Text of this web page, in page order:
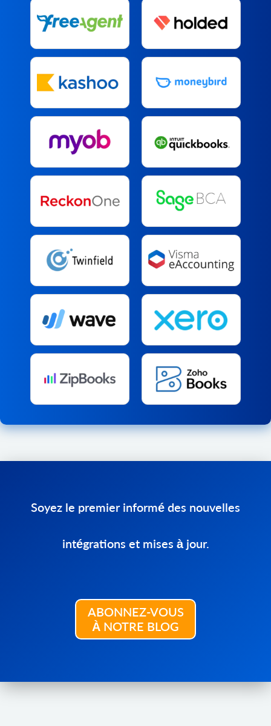
Soyez le premier informé des nouvelles
intégrations et mises à jour.
ABONNEZ-VOUS
À NOTRE BLOG